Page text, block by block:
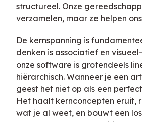
structureel. Onze
verzamelen, maar ze helpen
De kernspanning is
denken is associatief en
onze software is grotendeels
hiërarchisch. Wanneer je een
geest het niet op als een
Het haalt kernconcepten eruit,
wat je al weet, en bouwt een